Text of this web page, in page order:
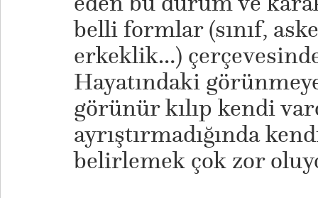
belli formlar (sınıf,
erkeklik…)
Hayatındaki
görünür kılıp kendi
ayrıştırmadığında
belirlemek çok zor